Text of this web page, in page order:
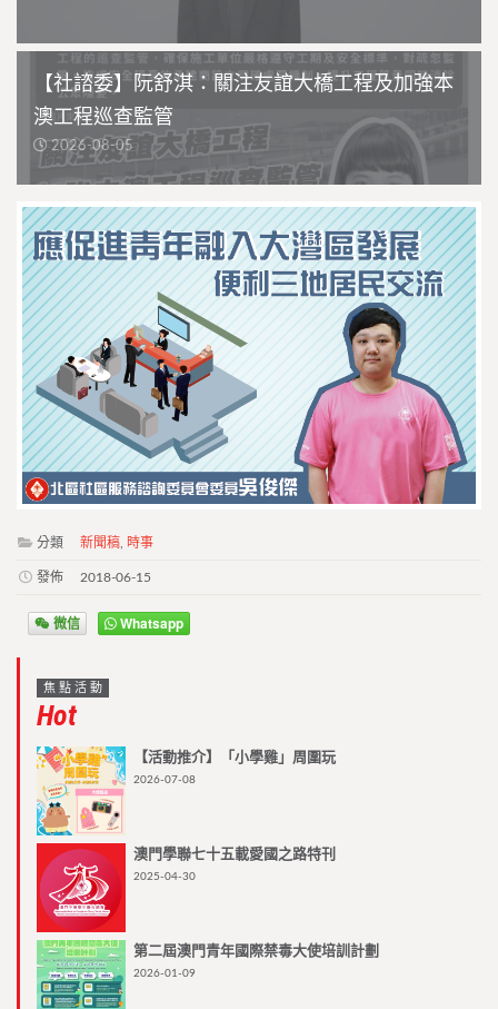
【社諮委】阮舒淇：關注友誼大橋工程及加強本
澳工程巡查監管
2026-08-05
分類 新聞稿 時事
發佈 2018-06-15
微信 Whatsapp
焦點活動
Hot
【活動推介】「小學雞」周圍玩
2026-07-08
澳門學聯七十五載愛國之路特刊
2025-04-30
第二屆澳門青年國際禁毒大使培訓計劃
2026-01-09